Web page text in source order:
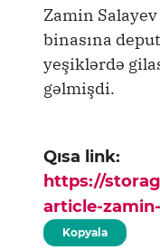
Zamin
binasına
yeşiklərdə
gəlmişdi.
Qısa link:
https://
article-
Kopyala